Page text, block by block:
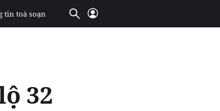
tin toà soạn
32